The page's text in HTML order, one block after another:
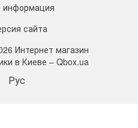
информация
сайта
Интернет магазин
в Киеве – Qbox.ua
Рус